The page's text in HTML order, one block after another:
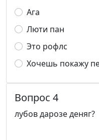
Ага
Люти пан
Это рофлс
Хочешь покажу
Вопрос 4
лубов дарозе деняг?